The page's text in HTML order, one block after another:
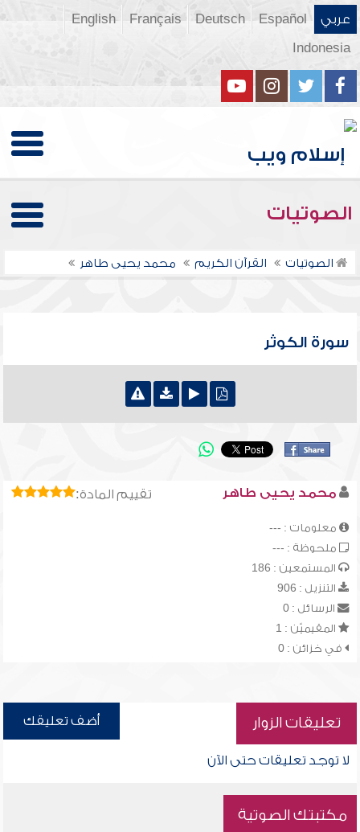
عربي Español
Deutsch
Français
English
Indonesia
الصوتيات
الصوتيات القرآن الكريم محمد يحيى طاهر
سورة الكوثر
تقييم المادة: محمد يحيى طاهر
معلومات : ---
ملحوظة : ---
المستمعين : 186
التنزيل : 906
الرسائل : 0
المقيميّن : 1
في خزائن : 0
تعليقات الزوار أضف تعليقك
لا توجد تعليقات حتى الآن
مكتبتك الصوتية